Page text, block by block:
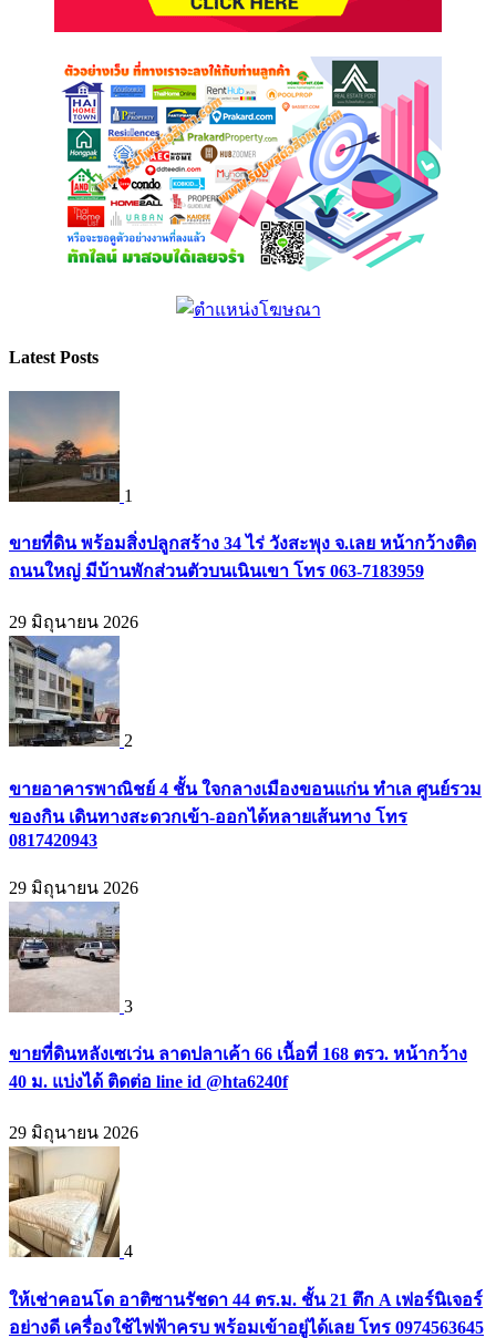
Latest Posts
1
ขายที่ดิน พร้อมสิ่งปลูกสร้าง 34 ไร่ วังสะพุง จ.เลย หน้ากว้างติด
ถนนใหญ่ มีบ้านพักส่วนตัวบนเนินเขา โทร 063-7183959
29 มิถุนายน 2026
2
ขายอาคารพาณิชย์ 4 ชั้น ใจกลางเมืองขอนแก่น ทำเล ศูนย์รวม
ของกิน เดินทางสะดวกเข้า-ออกได้หลายเส้นทาง โทร
0817420943
29 มิถุนายน 2026
3
ขายที่ดินหลังเซเว่น ลาดปลาเค้า 66 เนื้อที่ 168 ตรว. หน้ากว้าง
40 ม. แบ่งได้ ติดต่อ line id @hta6240f
29 มิถุนายน 2026
4
ให้เช่าคอนโด อาติซานรัชดา 44 ตร.ม. ชั้น 21 ตึก A เฟอร์นิเจอร์
อย่างดี เครื่องใช้ไฟฟ้าครบ พร้อมเข้าอยู่ได้เลย โทร 0974563645